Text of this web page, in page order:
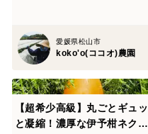
愛媛県松山市
koko'o(ココオ)農園
【超希少高級】丸ごとギュッ
と凝縮！濃厚な伊予柑ネクタ